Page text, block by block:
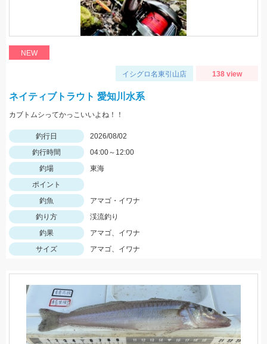
NEW
イシグロ名東引山店 138 view
ネイティブトラウト 愛知川水系
カブトムシってかっこいいよね！！
釣行日
2026/08/02
釣行時間
04:00～12:00
釣場
東海
ポイント
釣魚
アマゴ・イワナ
釣り方
渓流釣り
釣果
アマゴ、イワナ
サイズ
アマゴ、イワナ